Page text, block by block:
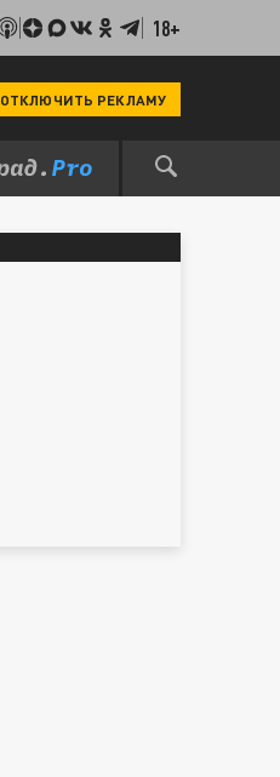
18+
ОТКЛЮЧИТЬ РЕКЛАМУ